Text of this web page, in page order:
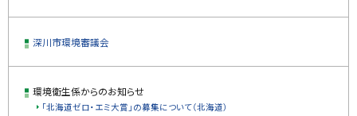
深川市環境審議会
環境衛生係からのお知らせ
「北海道ゼロ・エミ大賞」の募集について（北海道）